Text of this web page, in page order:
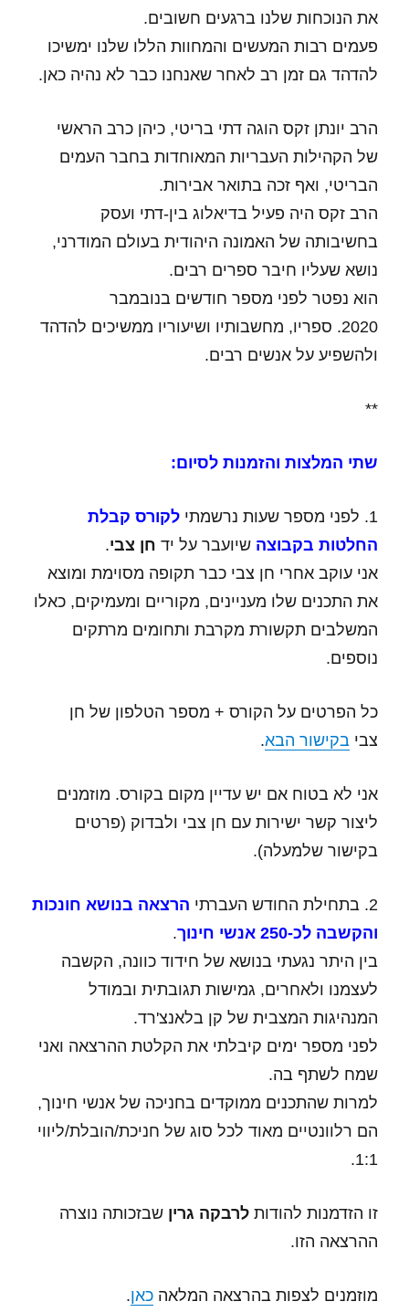
את הנוכחות שלנו ברגעים חשובים.
פעמים רבות המעשים והמחוות הללו שלנו ימשיכו
להדהד גם זמן רב לאחר שאנחנו כבר לא נהיה כאן.
הרב יונתן זקס הוגה דתי בריטי, כיהן כרב הראשי
של הקהילות העבריות המאוחדות בחבר העמים
הבריטי, ואף זכה בתואר אבירות.
הרב זקס היה פעיל בדיאלוג בין-דתי ועסק
בחשיבותה של האמונה היהודית בעולם המודרני,
נושא שעליו חיבר ספרים רבים.
הוא נפטר לפני מספר חודשים בנובמבר
2020. ספריו, מחשבותיו ושיעוריו ממשיכים להדהד
ולהשפיע על אנשים רבים.
**
שתי המלצות והזמנות לסיום:
1. לפני מספר שעות נרשמתי לקורס קבלת
החלטות בקבוצה שיועבר על יד חן צבי.
אני עוקב אחרי חן צבי כבר תקופה מסוימת ומוצא
את התכנים שלו מעניינים, מקוריים ומעמיקים, כאלו
המשלבים תקשורת מקרבת ותחומים מרתקים
נוספים.
כל הפרטים על הקורס + מספר הטלפון של חן
צביבקישור הבא.
אני לא בטוח אם יש עדיין מקום בקורס. מוזמנים
ליצור קשר ישירות עם חן צבי ולבדוק (פרטים
בקישור שלמעלה).
2. בתחילת החודש העברתי
הרצאה בנושא חונכות
והקשבה לכ-250 אנשי חינוך
.
בין היתר נגעתי בנושא של חידוד כוונה, הקשבה
לעצמנו ולאחרים, גמישות תגובתית ובמודל
המנהיגות המצבית של קן בלאנצ'רד.
לפני מספר ימים קיבלתי את הקלטת ההרצאה ואני
שמח לשתף בה.
למרות שהתכנים ממוקדים בחניכה של אנשי חינוך,
הם רלוונטיים מאוד לכל סוג של חניכת/הובלת/ליווי
1:1.
זו הזדמנות להודותלרבקה גרין שבזכותה נוצרה
ההרצאה הזו.
מוזמנים לצפות בהרצאה המלאהכאן.